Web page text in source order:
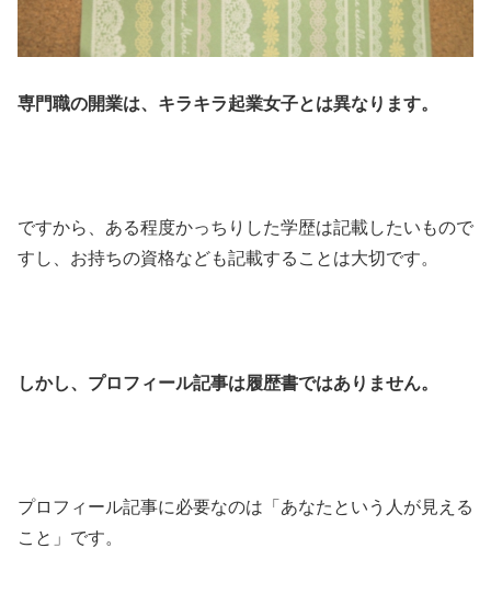
専門職の開業は、キラキラ起業女子とは異なります。
ですから、ある程度かっちりした学歴は記載したいもので
すし、お持ちの資格なども記載することは大切です。
しかし、プロフィール記事は履歴書ではありません。
プロフィール記事に必要なのは「あなたという人が見える
こと」です。